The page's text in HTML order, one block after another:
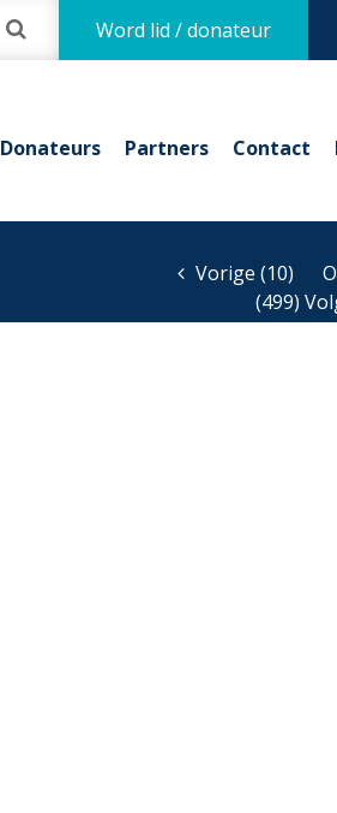
Word lid / donateur
Donateurs Partners Contact
Vorige (10)
(499)